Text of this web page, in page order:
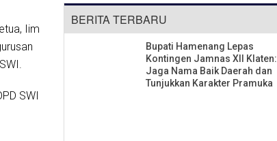
Iim
SWI
BERITA TERBARU
Bupati Hamenang Lepas
Kontingen Jamnas XII Klaten:
Jaga Nama Baik Daerah dan
Tunjukkan Karakter Pramuka